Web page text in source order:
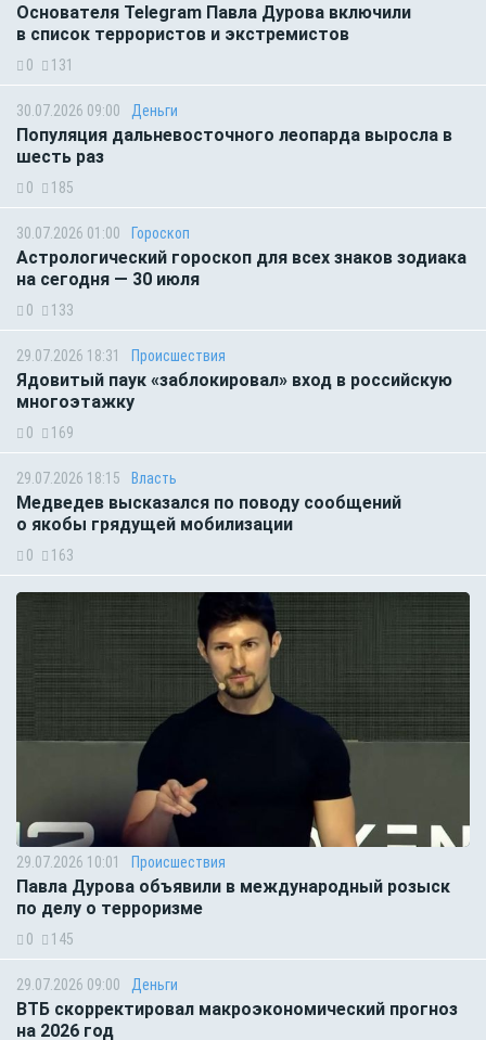
Основателя Telegram Павла Дурова включили
в список террористов и экстремистов
0 131
30.07.2026 09:00 Деньги
Популяция дальневосточного леопарда выросла в
шесть раз
0 185
30.07.2026 01:00 Гороскоп
Астрологический гороскоп для всех знаков зодиака
на сегодня — 30 июля
0 133
29.07.2026 18:31 Происшествия
Ядовитый паук «заблокировал» вход в российскую
многоэтажку
0 169
29.07.2026 18:15 Власть
Медведев высказался по поводу сообщений
о якобы грядущей мобилизации
0 163
29.07.2026 10:01 Происшествия
Павла Дурова объявили в международный розыск
по делу о терроризме
0 145
29.07.2026 09:00 Деньги
ВТБ скорректировал макроэкономический прогноз
на 2026 год